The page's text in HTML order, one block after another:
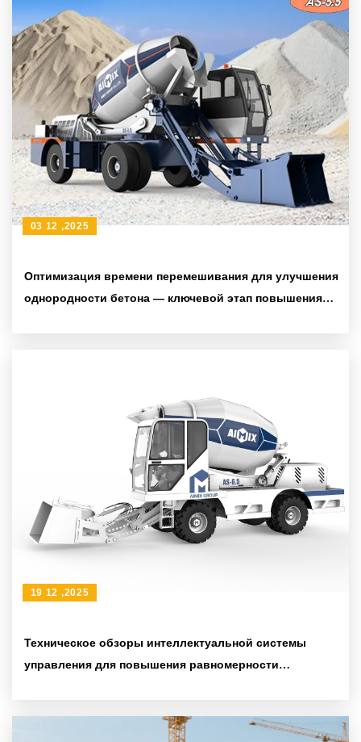
Оптимизация времени перемешивания для улучшения
однородности бетона — ключевой этап повышения
03 12 ,2025
Техническое обзоры интеллектуальной системы
управления для повышения равномерности
19 12 ,2025